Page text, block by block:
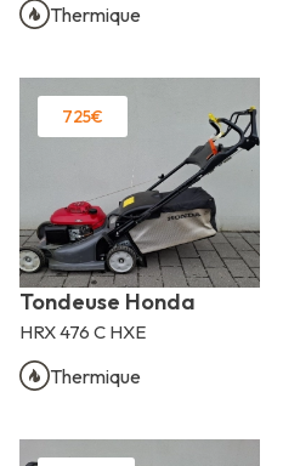
Thermique
725€
Tondeuse Honda
HRX 476 C HXE
Thermique